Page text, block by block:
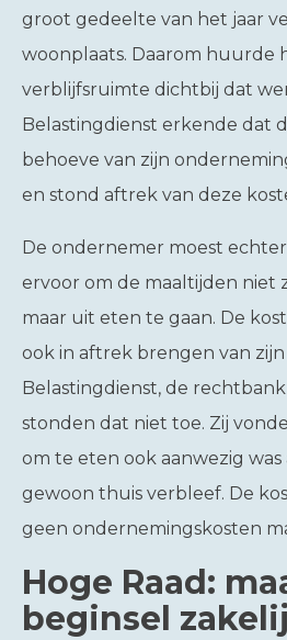
groot gedeelte van het jaar
woonplaats. Daarom huurde
verblijfsruimte dichtbij dat
Belastingdienst erkende dat
behoeve van zijn
en stond aftrek van deze
De ondernemer moest
ervoor om de maaltijden niet
maar uit eten te gaan. De
ook in aftrek brengen van zijn
Belastingdienst, de
stonden dat niet toe. Zij
om te eten ook aanwezig
gewoon thuis verbleef. De
geen ondernemingskosten
Hoge Raad:
beginsel